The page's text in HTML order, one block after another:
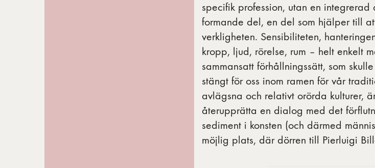
specifik profession, utan en
formande del, en del som hjälper till
verkligheten. Sensibiliteten,
kropp, ljud, rörelse, rum – helt enkelt
sammansatt förhållningssätt, som
stängt för oss inom ramen för vår
avlägsna och relativt orörda kulturer,
återupprätta en dialog med det
sediment i konsten (och därmed
möjlig plats, där dörren till Pierluigi